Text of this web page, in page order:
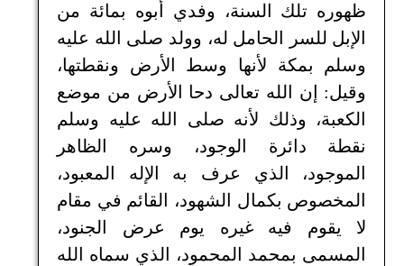
ظهوره تلك السنة، وفدي أبوه بمائة من
الإبل للسر الحامل له، وولد صلى الله عليه
وسلم بمكة لأنها وسط الأرض ونقطتها،
وقيل: إن الله تعالى دحا الأرض من موضع
الكعبة، وذلك لأنه صلى الله عليه وسلم
نقطة دائرة الوجود، وسره الظاهر
الموجود، الذي عرف به الإله المعبود،
المخصوص بكمال الشهود، القائم في مقام
لا يقوم فيه غيره يوم عرض الجنود،
المسمى بمحمد المحمود، الذي سماه الله